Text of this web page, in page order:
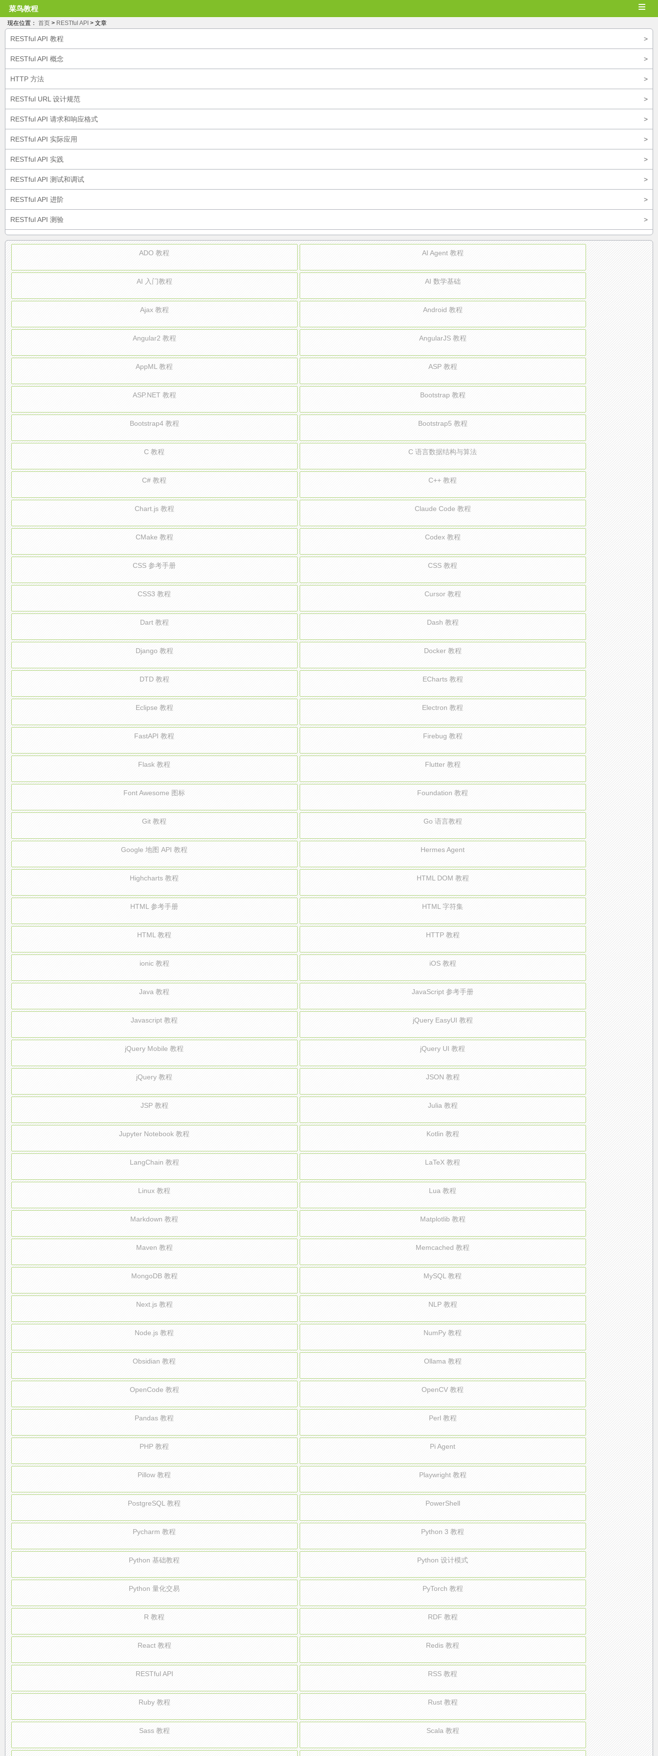
菜鸟教程 ≡
现在位置： 首页 > RESTful API > 文章
>
RESTful API 教程
>
RESTful API 概念
>
HTTP 方法
>
RESTful URL 设计规范
>
RESTful API 请求和响应格式
>
RESTful API 实际应用
>
RESTful API 实践
>
RESTful API 测试和调试
>
RESTful API 进阶
>
RESTful API 测验
ADO 教程 AI Agent 教程
AI 入门教程 AI 数学基础
Ajax 教程 Android 教程
Angular2 教程 AngularJS 教程
AppML 教程 ASP 教程
ASP.NET 教程 Bootstrap 教程
Bootstrap4 教程 Bootstrap5 教程
C 教程 C 语言数据结构与算法
C# 教程 C++ 教程
Chart.js 教程 Claude Code 教程
CMake 教程 Codex 教程
CSS 参考手册 CSS 教程
CSS3 教程 Cursor 教程
Dart 教程 Dash 教程
Django 教程 Docker 教程
DTD 教程 ECharts 教程
Eclipse 教程 Electron 教程
FastAPI 教程 Firebug 教程
Flask 教程 Flutter 教程
Font Awesome 图标 Foundation 教程
Git 教程 Go 语言教程
Google 地图 API 教程 Hermes Agent
Highcharts 教程 HTML DOM 教程
HTML 参考手册 HTML 字符集
HTML 教程 HTTP 教程
ionic 教程 iOS 教程
Java 教程 JavaScript 参考手册
Javascript 教程 jQuery EasyUI 教程
jQuery Mobile 教程 jQuery UI 教程
jQuery 教程 JSON 教程
JSP 教程 Julia 教程
Jupyter Notebook 教程 Kotlin 教程
LangChain 教程 LaTeX 教程
Linux 教程 Lua 教程
Markdown 教程 Matplotlib 教程
Maven 教程 Memcached 教程
MongoDB 教程 MySQL 教程
Next.js 教程 NLP 教程
Node.js 教程 NumPy 教程
Obsidian 教程 Ollama 教程
OpenCode 教程 OpenCV 教程
Pandas 教程 Perl 教程
PHP 教程 Pi Agent
Pillow 教程 Playwright 教程
PostgreSQL 教程 PowerShell
Pycharm 教程 Python 3 教程
Python 基础教程 Python 设计模式
Python 量化交易 PyTorch 教程
R 教程 RDF 教程
React 教程 Redis 教程
RESTful API RSS 教程
Ruby 教程 Rust 教程
Sass 教程 Scala 教程